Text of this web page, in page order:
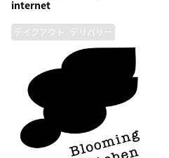
internet
テイクアウト デリバリー